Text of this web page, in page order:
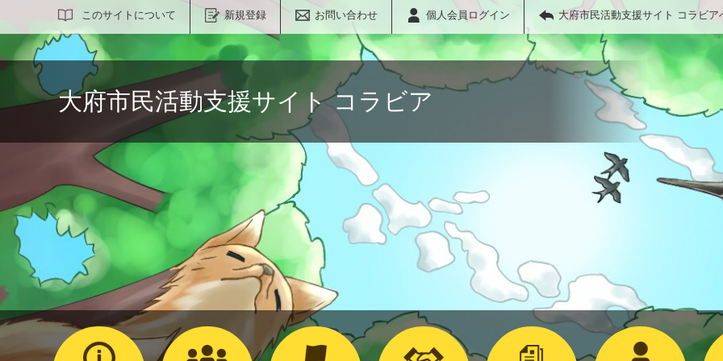
このサイトについて 新規登録 お問い合わせ 個人会員ログイン 大府市民活動支援サイト コラビア
サイト内検索
大府市民活動支援サイト コラビア